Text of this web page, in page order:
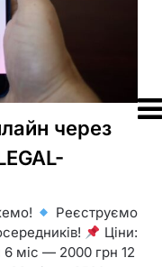
через
Реєструємо
Ціни:
міс — 2000 грн 12